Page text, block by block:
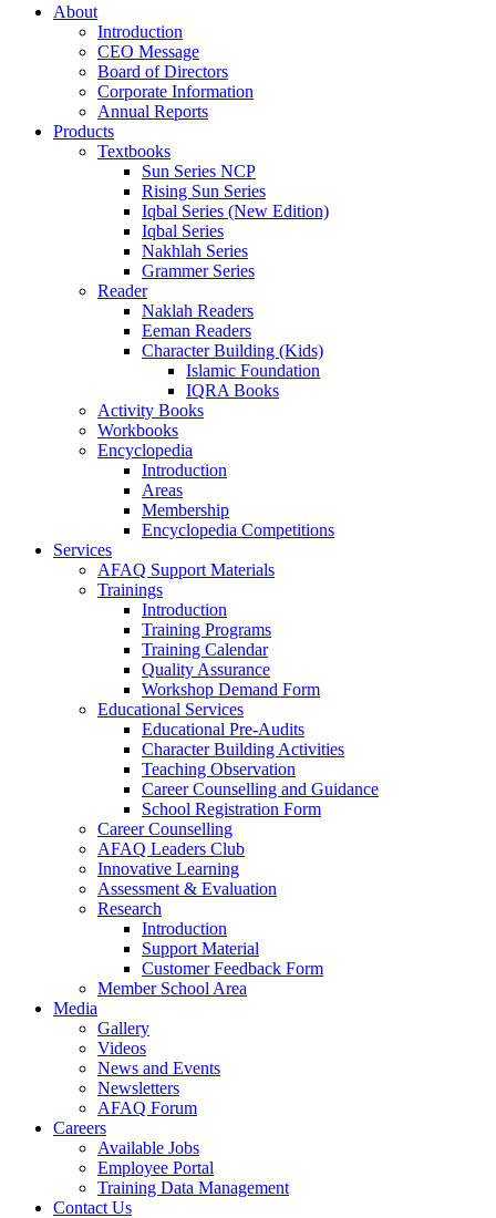
About
Introduction
CEO Message
Board of Directors
Corporate Information
Annual Reports
Products
Textbooks
Sun Series NCP
Rising Sun Series
Iqbal Series (New Edition)
Iqbal Series
Nakhlah Series
Grammer Series
Reader
Naklah Readers
Eeman Readers
Character Building (Kids)
Islamic Foundation
IQRA Books
Activity Books
Workbooks
Encyclopedia
Introduction
Areas
Membership
Encyclopedia Competitions
Services
AFAQ Support Materials
Trainings
Introduction
Training Programs
Training Calendar
Quality Assurance
Workshop Demand Form
Educational Services
Educational Pre-Audits
Character Building Activities
Teaching Observation
Career Counselling and Guidance
School Registration Form
Career Counselling
AFAQ Leaders Club
Innovative Learning
Assessment & Evaluation
Research
Introduction
Support Material
Customer Feedback Form
Member School Area
Media
Gallery
Videos
News and Events
Newsletters
AFAQ Forum
Careers
Available Jobs
Employee Portal
Training Data Management
Contact Us